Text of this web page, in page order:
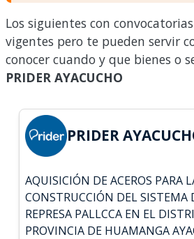
Los siguientes con
vigentes pero te pueden servir
conocer cuando y que bienes o
PRIDER AYACUCHO
PRIDER
AQUISICIÓN DE ACEROS PARA
CONSTRUCCIÓN DEL SISTEMA
REPRESA PALLCCA EN EL
PROVINCIA DE HUAMANGA